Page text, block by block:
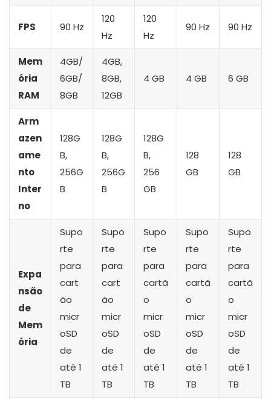
FPS 90 Hz
120
Hz
120
Hz
90 Hz 90 Hz
Mem
ória
RAM
4GB/
6GB/
8GB
4GB,
8GB,
12GB
4 GB 4 GB 6 GB
Arm
azen
ame
nto
Inter
no
128G
B,
256G
B
128G
B,
256G
B
128G
B,
256
GB
128
GB
128
GB
Expa
nsão
de
Mem
ória
Supo
rte
para
cart
ão
micr
oSD
de
até 1
TB
Supo
rte
para
cart
ão
micr
oSD
de
até 1
TB
Supo
rte
para
cartã
o
micr
oSD
de
até 1
TB
Supo
rte
para
cartã
o
micr
oSD
de
até 1
TB
Supo
rte
para
cartã
o
micr
oSD
de
até 1
TB